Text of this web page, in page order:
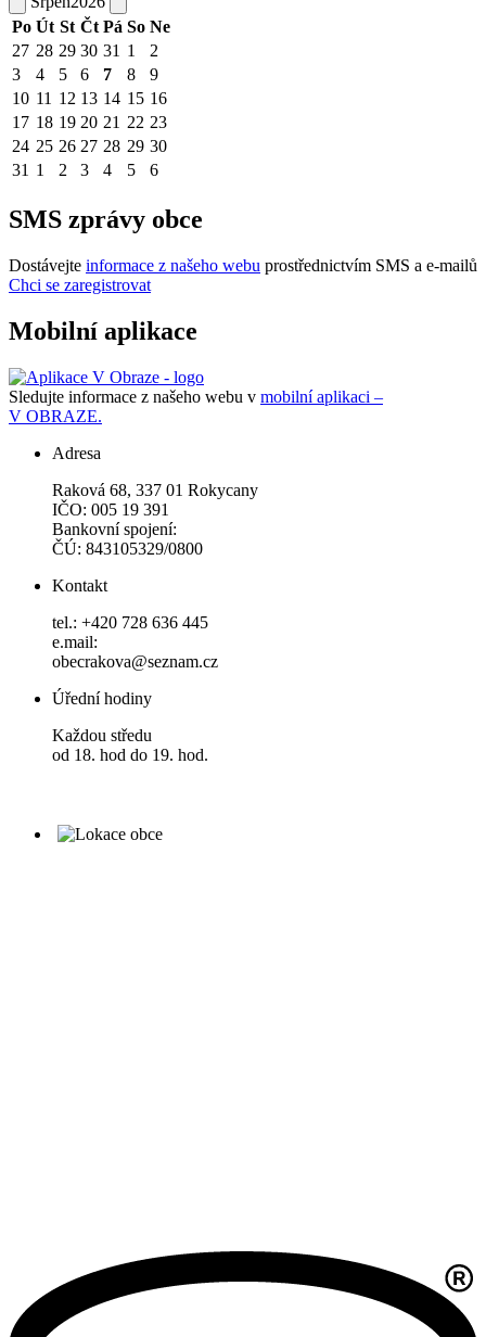
Po Út St Čt Pá So Ne
27 28 29 30 31 1
2
3
4 5 6 7 8
9
10 11 12 13 14 15 16
17 18 19 20 21 22 23
24 25 26 27 28 29 30
31 1 2 3 4 5 6
SMS zprávy obce
Dostávejte informace z našeho webu prostřednictvím SMS a e-mailů
Chci se zaregistrovat
Mobilní aplikace
Sledujte informace z našeho webu v mobilní aplikaci –
V OBRAZE.
Adresa
Raková 68, 337 01 Rokycany
IČO: 005 19 391
Bankovní spojení:
ČÚ: 843105329/0800
Kontakt
tel.: +420 728 636 445
e.mail:
obecrakova@seznam.cz
Úřední hodiny
Každou středu
od 18. hod do 19. hod.